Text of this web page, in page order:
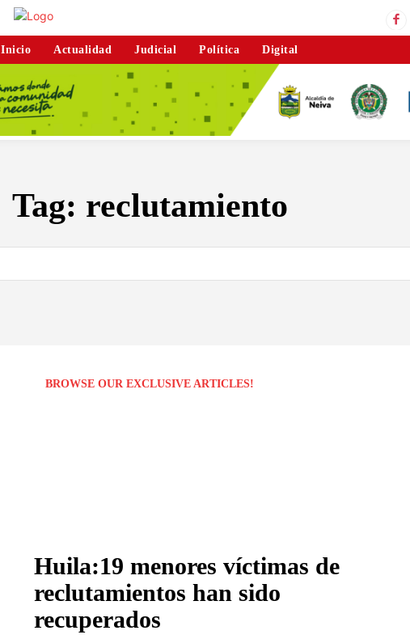
Inicio Actualidad Judicial Política Digital
Tag: reclutamiento
BROWSE OUR EXCLUSIVE ARTICLES!
Huila:19 menores víctimas de
reclutamientos han sido
recuperados